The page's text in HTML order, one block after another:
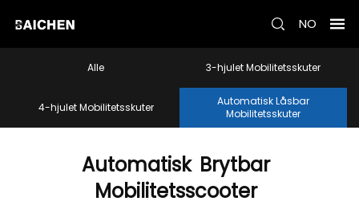
NO
Alle 3-hjulet Mobilitetsskuter
4-hjulet Mobilitetsskuter
Automatisk Låsbar
Mobilitetsskuter
Automatisk Brytbar
Mobilitetsscooter